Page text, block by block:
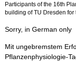
Participants of the 16th
building of TU Dresden
Sorry, in German only
Mit ungebremstem
Pflanzenphysiologie-